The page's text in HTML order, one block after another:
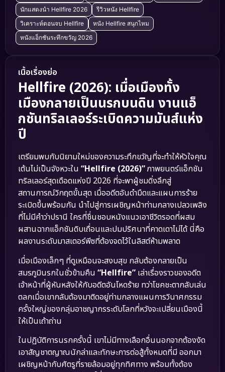
นักแสดงนำ Hellfire 2026
รีวิวหนัง Hellfire
วิเคราะห์ตอนจบ Hellfire
หนัง Hellfire สนุกไหม
หนังแอ็กชันระทึกขวัญ 2026
เนื้อเรื่องย่อ
Hellfire (2026): เมื่อเมืองทั้ง
เมืองกลายเป็นนรกบนดิน งานแอ็
กชันทริลเลอร์ระเบิดความมันส์แห่ง
ปี
เตรียมพบกับนิยามใหม่ของความระทึกขวัญที่จะทำให้หัวใจคุณ
เต้นไม่เป็นจังหวะใน “Hellfire (2026)”ภาพยนตร์แอ็กชัน
ทริลเลอร์สุดเดือดแห่งปี 2026 ที่จะพาผู้ชมดิ่งลึกสู่
สถานการณ์วิกฤตขั้นสุด เมื่ออดีตอันดำมืดและแผนการร้าย
ระเบิดขึ้นพร้อมกัน นำไปสู่การเผชิญหน้าท่ามกลางเปลวเพลิง
ที่ไม่มีคำว่าปรานี ใครที่ชื่นชอบหนังแนวเอาชีวิตรอดที่ผสม
ผสานฉากแอ็กชันดิบเถื่อนและปมปริศนาที่คาดเดาไม่ได้ นี่คือ
ผลงานระดับมาสเตอร์พีซที่ต้องจดไว้ในลิสต์ห้ามพลาด
เมื่อเมืองเล็กๆ ที่ดูเหมือนจะสงบสุข กลับต้องกลายเป็น
สมรภูมินรกในชั่วข้ามคืน “Hellfire” เล่าเรื่องราวของอดีต
เจ้าหน้าที่ผู้หันหลังให้กับอดีตอันโหดร้าย ทว่าโชคชะตากลับเล่น
ตลกเมื่อเขากลับต้องมาติดอยู่ท่ามกลางแผนการวินาศกรรม
ครั้งใหญ่ของกลุ่มอาชญากรระดับโลกที่หวังจะเปลี่ยนเมืองนี้
ให้เป็นเถ้าถ่าน
ในปฏิบัติการนรกครั้งนี้ เขาไม่มีทางเลือกอื่นนอกจากต้องงัด
เอาสัญชาตญาณนักล่าและทักษะการต่อสู้ทั้งหมดที่มี ออกมา
เผชิญหน้ากับศัตรูที่รายล้อมอยู่ทุกทิศทาง พร้อมทั้งต้อง